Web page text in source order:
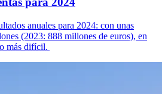
anuales para 2024: con unas
(2023: 888 millones de euros), en
más difícil.